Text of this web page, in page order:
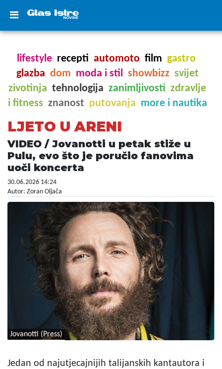
lifestyle recepti automoto film gastro
glazba dom moda i stil showbizz svijet
zivotinja tehnologija zanimljivosti zdravlje
i fitness znanost putovanja more i nautika
LJETO U ARENI
VIDEO / Jovanotti u petak stiže u
Pulu, evo što je poručio fanovima
uoči koncerta
30.06.2026 14:24
Autor: Zoran Oljača
Jovanotti (Press)
Jedan od najutjecajnijih talijanskih kantautora i